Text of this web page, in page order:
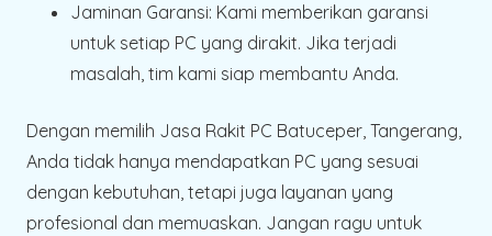
Jaminan Garansi: Kami memberikan garansi
untuk setiap PC yang dirakit. Jika terjadi
masalah, tim kami siap membantu Anda.
Dengan memilih Jasa Rakit PC Batuceper, Tangerang,
Anda tidak hanya mendapatkan PC yang sesuai
dengan kebutuhan, tetapi juga layanan yang
profesional dan memuaskan. Jangan ragu untuk